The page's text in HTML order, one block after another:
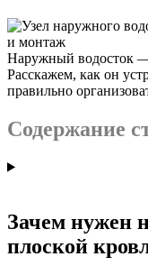
Наружный водосток
Расскажем, как он
правильно
Содержание
Зачем нужен
плоской